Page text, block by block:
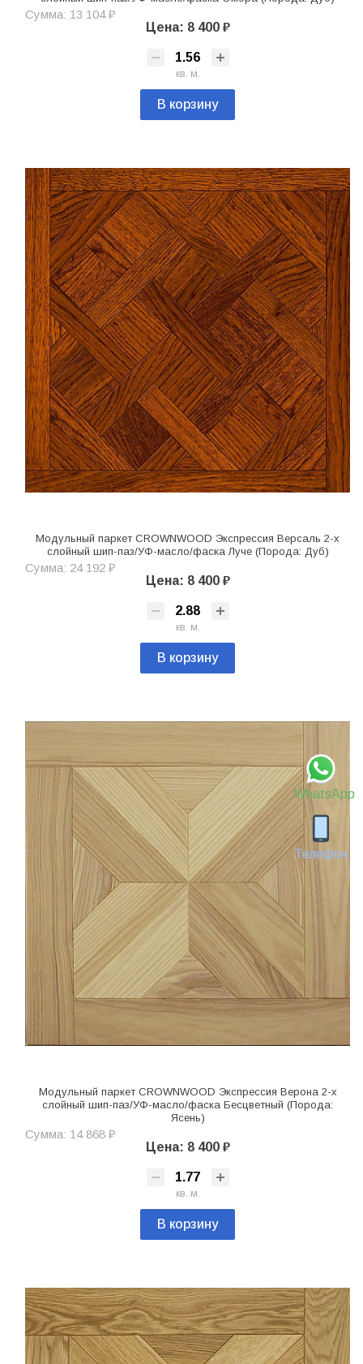
WhatsApp
Телефон
Сумма: 13 104 ₽
Цена: 8 400 ₽
кв. м.
В корзину
Модульный паркет CROWNWOOD Экспрессия Версаль 2-х
слойный шип-паз/УФ-масло/фаска Луче (Порода: Дуб)
Сумма: 24 192 ₽
Цена: 8 400 ₽
кв. м.
В корзину
Модульный паркет CROWNWOOD Экспрессия Верона 2-х
слойный шип-паз/УФ-масло/фаска Бесцветный (Порода:
Ясень)
Сумма: 14 868 ₽
Цена: 8 400 ₽
кв. м.
В корзину